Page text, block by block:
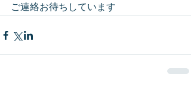
ご連絡お待ちしています